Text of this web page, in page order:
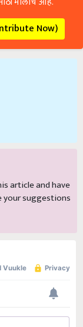
Now)
article and have
your suggestions